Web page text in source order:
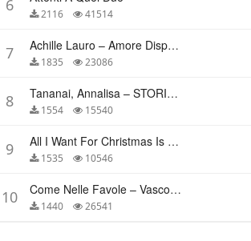
6 2116 41514
7 Achille Lauro – Amore Disperato
1835 23086
8 Tananai, Annalisa – STORIE BREVI
1554 15540
9 All I Want For Christmas Is You – Mariah Carey
1535 10546
10 Come Nelle Favole – Vasco Rossi
1440 26541